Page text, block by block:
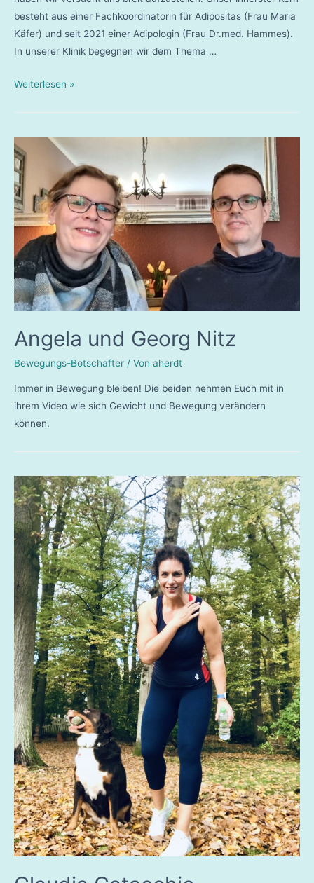
besteht aus einer Fachkoordinatorin für Adipositas (Frau Maria
Käfer) und seit 2021 einer Adipologin (Frau Dr.med. Hammes).
In unserer Klinik begegnen wir dem Thema …
Barbara
Weiterlesen »
Angela und Georg Nitz
Bewegungs-Botschafter / Von aherdt
Immer in Bewegung bleiben! Die beiden nehmen Euch mit in
ihrem Video wie sich Gewicht und Bewegung verändern
können.